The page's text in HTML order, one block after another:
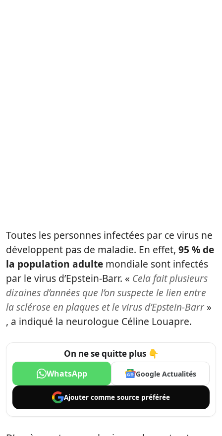
Toutes les personnes infectées par ce virus ne
développent pas de maladie. En effet, 95 % de
la population adulte mondiale sont infectés
par le virus d’Epstein-Barr. « Cela fait plusieurs
dizaines d’années que l’on suspecte le lien entre
la sclérose en plaques et le virus d’Epstein-Barr »
, a indiqué la neurologue Céline Louapre.
On ne se quitte plus 👇
WhatsApp Google Actualités
Ajouter comme source préférée